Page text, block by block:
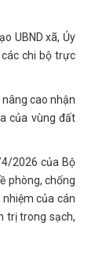
UBND xã, Ủy
chi bộ trực
cao nhận
của vùng đất
2026 của Bộ
phòng, chống
của cán
trị trong sạch,